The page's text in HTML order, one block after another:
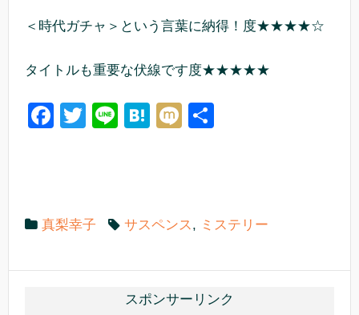
＜時代ガチャ＞という言葉に納得！度★★★★☆
タイトルも重要な伏線です度★★★★★
F
b
o
T
Li
H
a
M
真梨幸子 サスペンス , ミステリー
スポンサーリンク